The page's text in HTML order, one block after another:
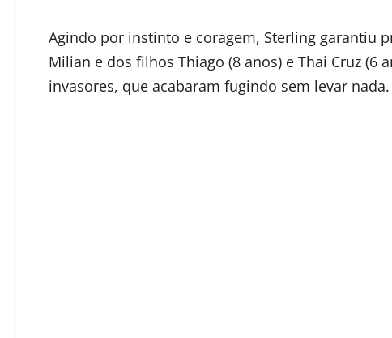
Agindo por instinto e coragem, Sterling garantiu
Milian e dos filhos Thiago (8 anos) e Thai Cruz (6
invasores, que acabaram fugindo sem levar nada.